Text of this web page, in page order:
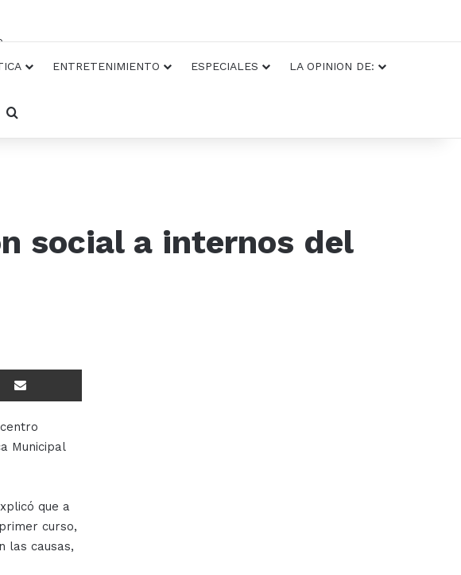
ENTRETENIMIENTO ESPECIALES LA OPINION DE:
Busqueda
social a internos del
Compartir Via E-mail
Municipal
que a
curso,
las causas,